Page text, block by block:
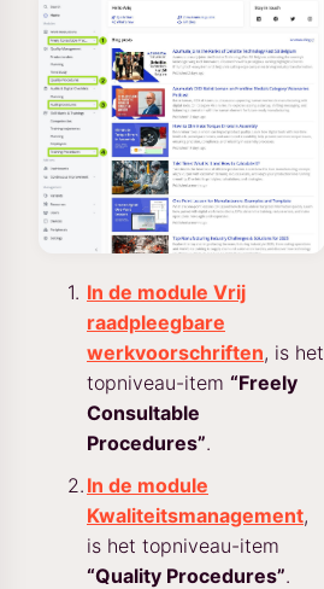
In de module Vrij
raadpleegbare
werkvoorschriften, is het
topniveau-item “Freely
Consultable
Procedures”.
In de module
Kwaliteitsmanagement,
is het topniveau-item
“Quality Procedures”.